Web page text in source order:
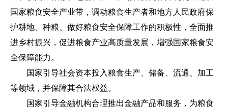
国家粮食安全产业带，调动粮食生产者和地方人民政府保
护耕地、种粮、做好粮食安全保障工作的积极性，全面推
进乡村振兴，促进粮食产业高质量发展，增强国家粮食安
全保障能力。
国家引导社会资本投入粮食生产、储备、流通、加工
等领域，并保障其合法权益。
国家引导金融机构合理推出金融产品和服务，为粮食